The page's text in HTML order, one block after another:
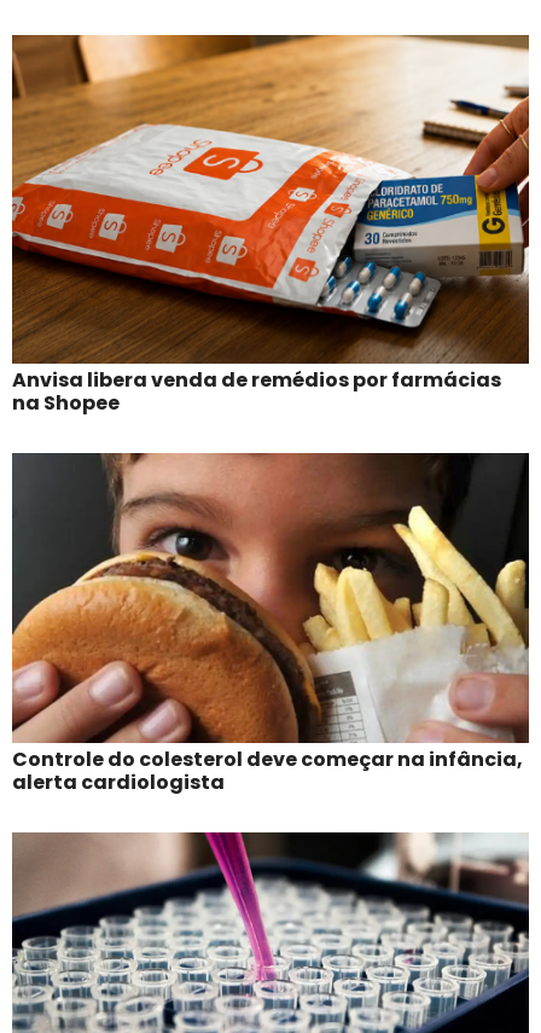
Anvisa libera venda de remédios por farmácias
na Shopee
Controle do colesterol deve começar na infância,
alerta cardiologista